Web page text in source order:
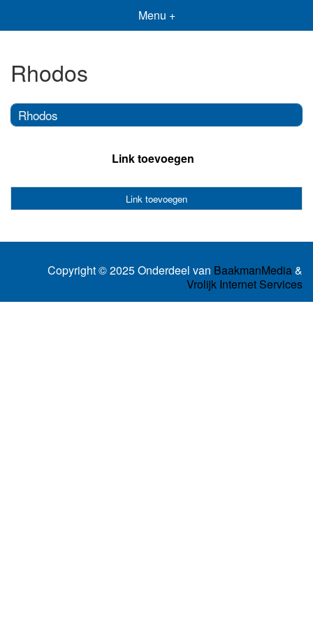
Menu +
Rhodos
Rhodos
Link toevoegen
Link toevoegen
Copyright © 2025 Onderdeel van BaakmanMedia&
Vrolijk Internet Services